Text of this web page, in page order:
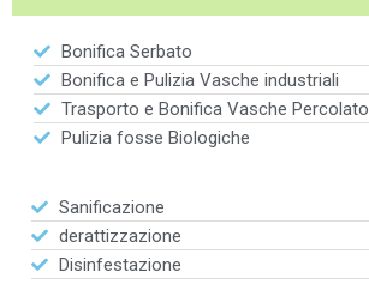
Bonifica Serbato
Bonifica e Pulizia Vasche industriali
Trasporto e Bonifica Vasche Percolato
Pulizia fosse Biologiche
Sanificazione
derattizzazione
Disinfestazione